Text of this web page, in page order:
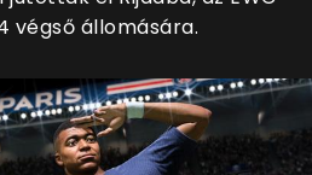
végső állomására.